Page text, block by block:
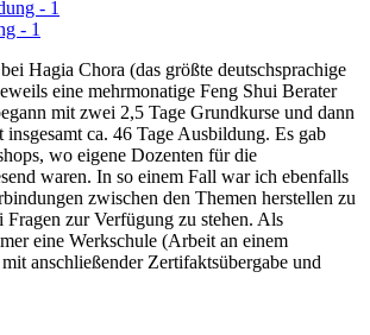
- 1
Hagia Chora (das größte deutschsprachige
eine mehrmonatige Feng Shui Berater
mit zwei 2,5 Tage Grundkurse und dann
ca. 46 Tage Ausbildung. Es gab
wo eigene Dozenten für die
waren. In so einem Fall war ich ebenfalls
zwischen den Themen herstellen zu
Fragen zur Verfügung zu stehen. Als
eine Werkschule (Arbeit an einem
anschließender Zertifaktsübergabe und